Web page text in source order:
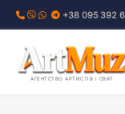
Перейти
+38 095 392
АГЕНТСТВО АРТИСТІВ І СВЯТ